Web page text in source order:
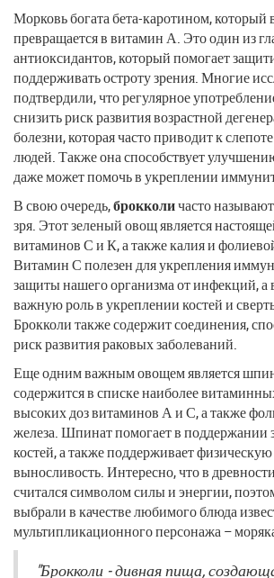
Морковь богата бета-каротином,
превращается в витамин А. Это один из
антиоксидантов, который помогает
поддерживать остроту зрения. Многие
подтвердили, что регулярное
снизить риск развития возрастной
болезни, которая часто приводит к
людей. Также она способствует
даже может помочь в укреплении
В свою очередь,брокколичасто
зря. Этот зеленый овощ является
витаминов С и К, а также калия и
Витамин С полезен для укрепления
защиты нашего организма от инфекций, а
важную роль в укреплении костей и
Брокколи также содержит соединения,
риск развития раковых заболеваний.
Еще одним важным овощем является
содержится в списке наиболее
высоких доз витаминов А и С, а также
железа. Шпинат помогает в поддержании
костей, а также поддерживает
выносливость. Интересно, что в
считался символом силы и энергии,
выбрали в качестве любимого блюда
мультипликационного персонажа –
"Брокколи - дивная пища,